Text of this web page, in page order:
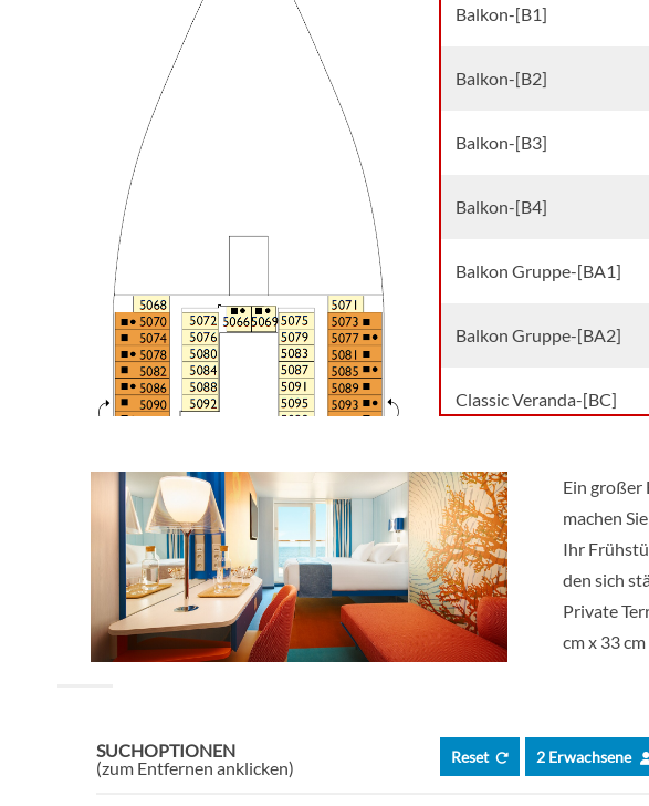
Balkon-[B1]
Balkon-[B2]
Balkon-[B3]
Balkon-[B4]
Balkon Gruppe-[BA1]
Balkon Gruppe-[BA2]
Classic Veranda-[BC]
Balcony Guarantee
Meerblick-[E1]
Meerblick-[E2]
Ein großer
machen
Ihr
den sich
Private
cm x 33
SUCHOPTIONEN
(zum Entfernen anklicken)
Reset 2 Erwachsene